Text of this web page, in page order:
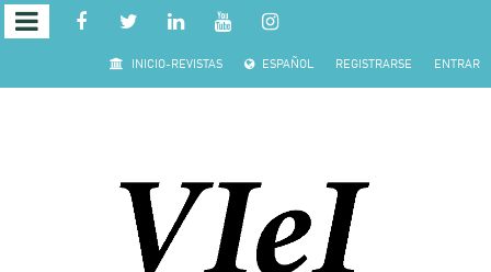
Salto rápido al contenido de la página
Navegación principal
INICIO-REVISTAS ESPAÑOL REGISTRARSE ENTRAR